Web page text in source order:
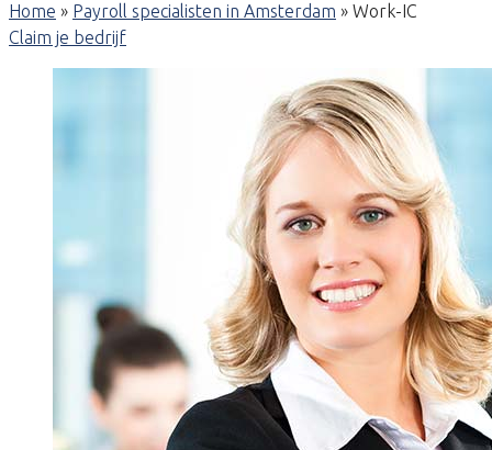
Home » Payroll specialisten in Amsterdam » Work-IC
Claim je bedrijf